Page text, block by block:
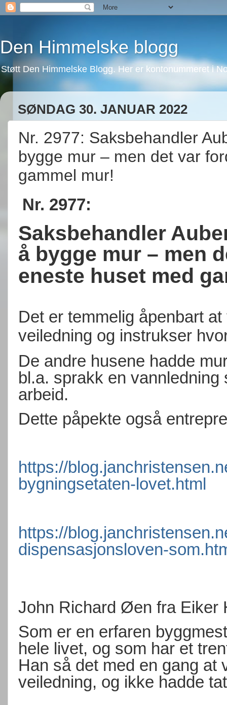
Den Himmelske blogg
Støtt Den Himmelske Blogg. Her er kontonummeret i
SØNDAG 30. JANUAR 2022
Nr. 2977: Saksbehandler
bygge mur – men det var
gammel mur!
Nr. 2977:
Saksbehandler
å bygge mur – men
eneste huset med
Det er temmelig åpenbart
veiledning og instrukser
De andre husene hadde
bl.a. sprakk en
arbeid.
Dette påpekte også
https://
bygningsetaten-lovet.html
https://
dispensasjonsloven-
John Richard Øen fra Eiker
Som er en erfaren
hele livet, og som har et
Han så det med en gang at
veiledning, og ikke hadde